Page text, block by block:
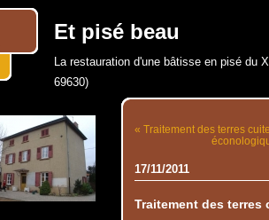
Et pisé beau
La restauration d'une bâtisse en pisé du
69630)
« Traitement des terres
17/11/2011
Traitement des terres